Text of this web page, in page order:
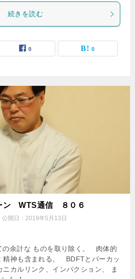
続きを読む
0 0
ン WTS通信 ８０６
公開日： 2019年5月13日
の余計な ものを取り除く。 肉体的
精神も含まれる。 BDFTとパーカッ
カルリンク、インパクション、 ま